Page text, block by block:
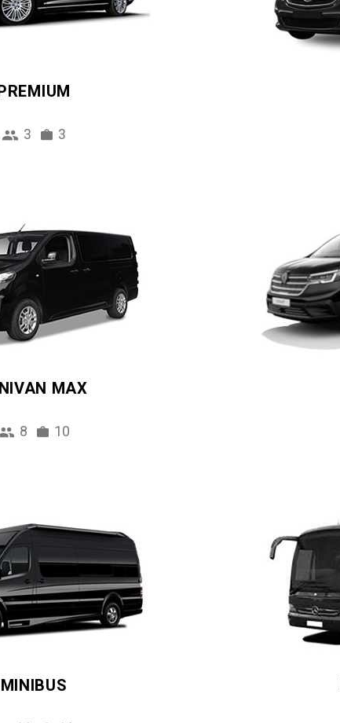
3 3
MAX
8 10
MINIBUS